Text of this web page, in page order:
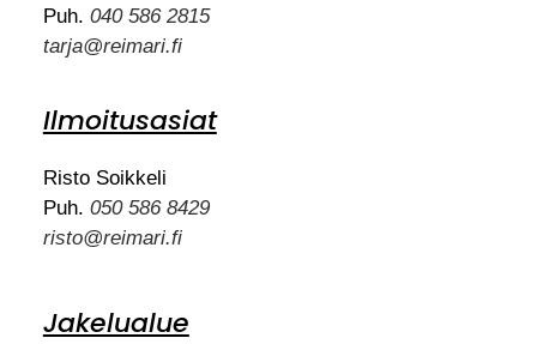
Puh. 040 586 2815
tarja@reimari.fi
Ilmoitusasiat
Risto Soikkeli
Puh. 050 586 8429
risto@reimari.fi
Jakelualue